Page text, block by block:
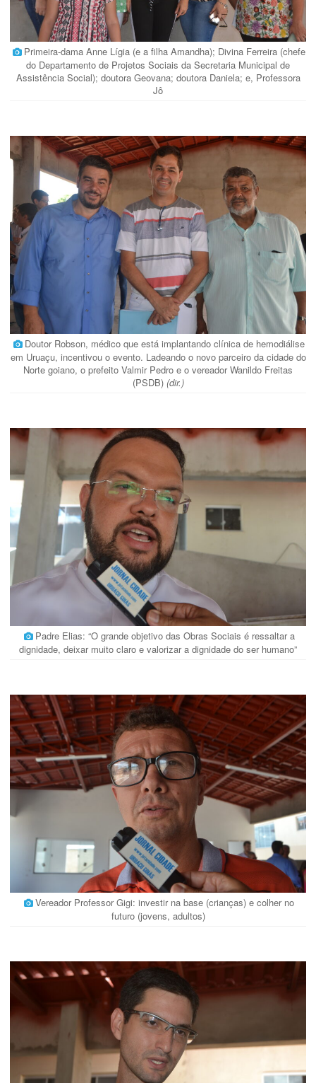
Primeira-dama Anne Lígia (e a filha Amandha); Divina Ferreira (chefe
do Departamento de Projetos Sociais da Secretaria Municipal de
Assistência Social); doutora Geovana; doutora Daniela; e, Professora
Jô
Doutor Robson, médico que está implantando clínica de hemodiálise
em Uruaçu, incentivou o evento. Ladeando o novo parceiro da cidade do
Norte goiano, o prefeito Valmir Pedro e o vereador Wanildo Freitas
(PSDB) (dir.)
Padre Elias: “O grande objetivo das Obras Sociais é ressaltar a
dignidade, deixar muito claro e valorizar a dignidade do ser humano”
Vereador Professor Gigi: investir na base (crianças) e colher no
futuro (jovens, adultos)